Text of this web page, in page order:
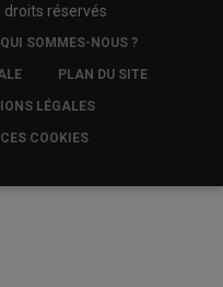
droits réservés
QUI SOMMES-NOUS ?
PLAN DU SITE
LÉGALES
COOKIES